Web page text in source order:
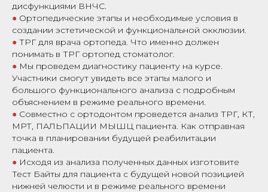
дисфункциями ВНЧС.
● Ортопедические этапы и необходимые условия в
создании эстетической и функциональной окклюзии.
● ТРГ для врача ортопеда. Что именно должен
понимать в ТРГ ортопед стоматолог.
● Мы проведем диагностику пациенту на курсе.
Участники смогут увидеть все этапы малого и
большого функционального анализа с подробным
объяснением в режиме реального времени.
● Совместно с ортодонтом проведется анализ ТРГ, КТ,
МРТ, ПАЛЬПАЦИИ МЫШЦ пациента. Как отправная
точка в планировании будущей реабилитации
пациента.
● Исходя из анализа полученных данных изготовите
Тест Байты для пациента с будущей новой позицией
нижней челюсти и в режиме реального времени